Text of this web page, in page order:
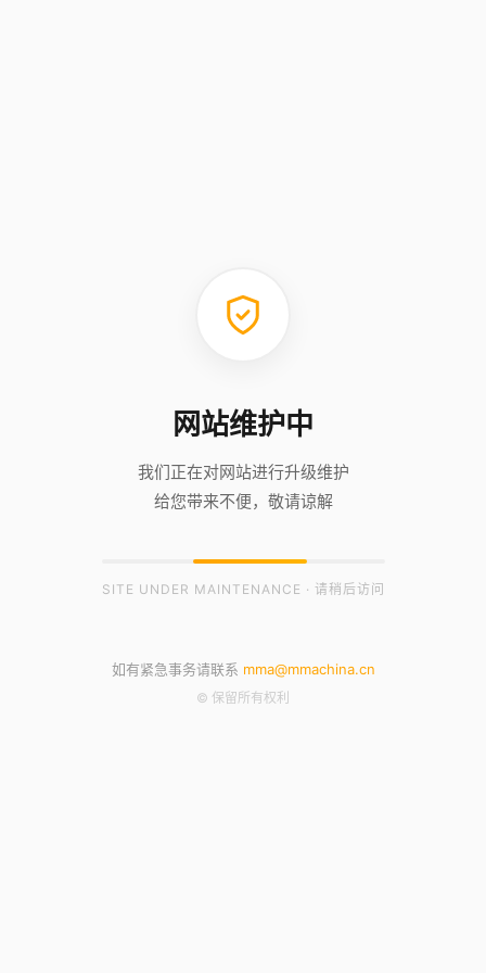
网站维护中
我们正在对网站进行升级维护
给您带来不便，敬请谅解
SITE UNDER MAINTENANCE · 请稍后访问
如有紧急事务请联系 mma@mmachina.cn
© 保留所有权利